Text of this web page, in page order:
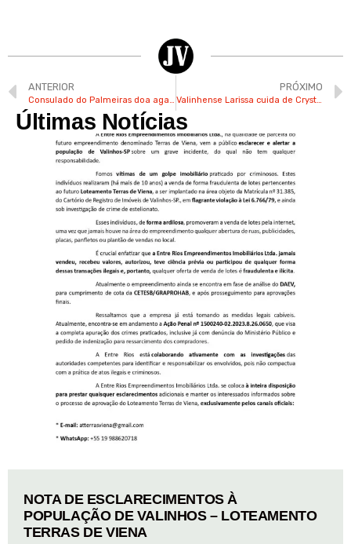
ANTERIOR
Consulado do Palmeiras doa agasalhos à APAE de Valinhos
PRÓXIMO
Valinhense Larissa cuida de Crystal, cadela com câncer no estômago
Últimas Notícias
NOTA DE ESCLARECIMENTOS À
POPULAÇÃO DE VALINHOS – LOTEAMENTO
TERRAS DE VIENA